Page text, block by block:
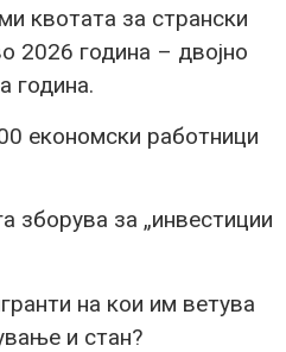
квотата за странски
2026 година – двојно
година.
економски работници
зборува за „инвестиции
на кои им ветува
и стан?